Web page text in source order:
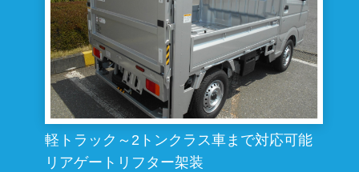
軽トラック～2トンクラス車まで対応可能
リアゲートリフター架装